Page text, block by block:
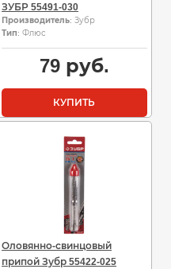
ЗУБР 55491-030
Производитель: Зубр
Тип: Флюс
79руб.
КУПИТЬ
Оловянно-свинцовый
припой Зубр 55422-025